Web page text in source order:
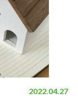
2022.04.27